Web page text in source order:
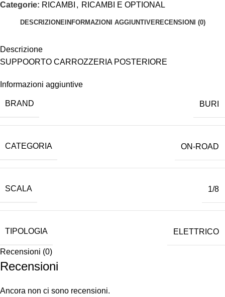
Categorie: RICAMBI , RICAMBI E OPTIONAL
DESCRIZIONEINFORMAZIONI AGGIUNTIVERECENSIONI (0)
Descrizione
SUPPOORTO CARROZZERIA POSTERIORE
Informazioni aggiuntive
BRAND BURI
CATEGORIA ON-ROAD
SCALA 1/8
TIPOLOGIA ELETTRICO
Recensioni (0)
Recensioni
Ancora non ci sono recensioni.